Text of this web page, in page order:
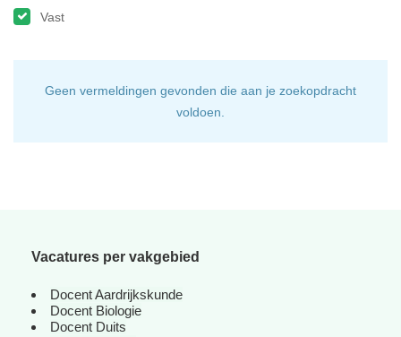
Vast
Geen vermeldingen gevonden die aan je zoekopdracht
voldoen.
Vacatures per vakgebied
Docent Aardrijkskunde
Docent Biologie
Docent Duits